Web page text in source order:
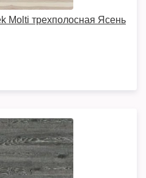
Molti трехполосная Ясень